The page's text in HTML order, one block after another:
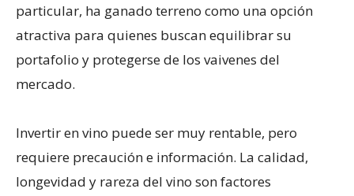
particular, ha ganado terreno como una opción
atractiva para quienes buscan equilibrar su
portafolio y protegerse de los vaivenes del
mercado.
Invertir en vino puede ser muy rentable, pero
requiere precaución e información. La calidad,
longevidad y rareza del vino son factores